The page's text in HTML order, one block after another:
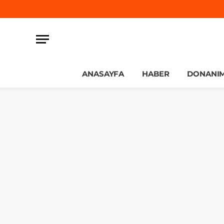
ANASAYFA HABER